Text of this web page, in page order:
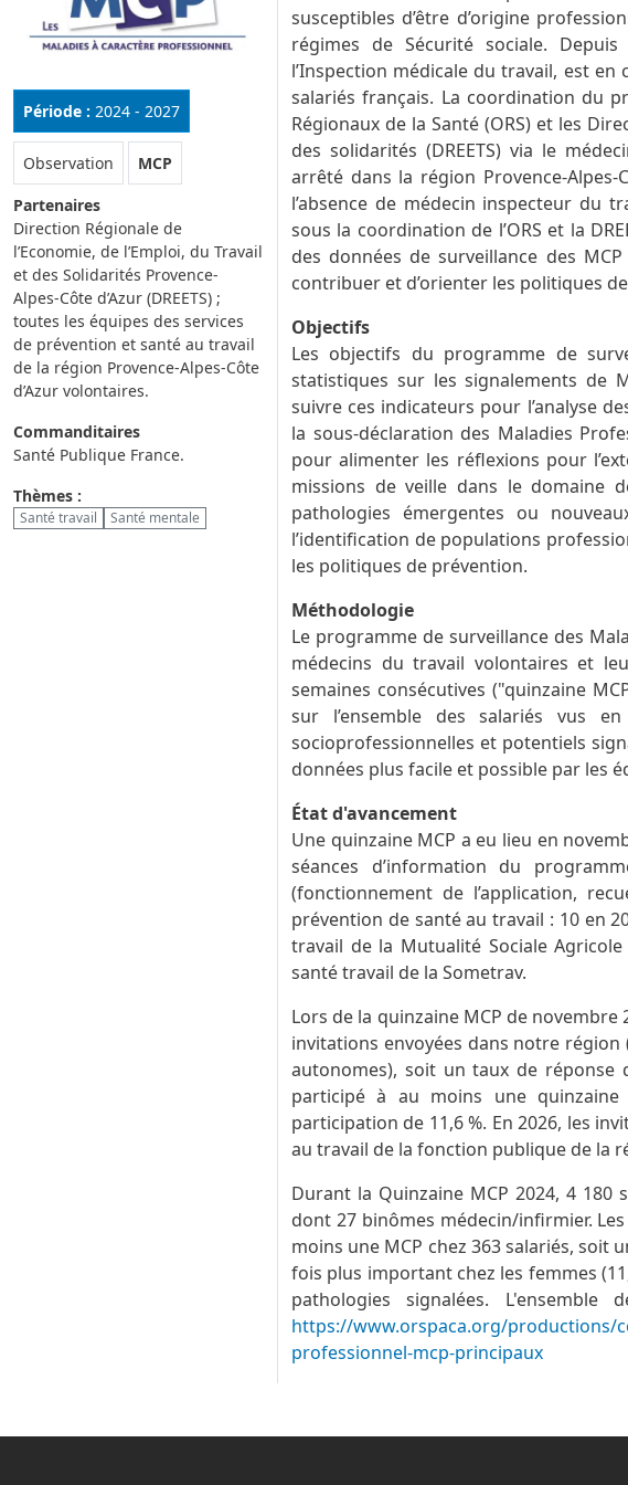
Période : 2024 - 2027
Rubrique :
Observation
MCP
Partenaires
Direction Régionale de
l’Economie, de l’Emploi, du Travail
et des Solidarités Provence-
Alpes-Côte d’Azur (DREETS) ;
toutes les équipes des services
de prévention et santé au travail
de la région Provence-Alpes-Côte
d’Azur volontaires.
Commanditaires
Santé Publique France.
Thèmes :
Santé travail Santé mentale
susceptibles d’être d’origine
régimes de Sécurité sociale.
l’Inspection médicale du travail, est
salariés français. La coordination du
Régionaux de la Santé (ORS) et les
des solidarités (DREETS) via le
arrêté dans la région Provence-Alpes-
l’absence de médecin inspecteur du
sous la coordination de l’ORS et la
des données de surveillance des
contribuer et d’orienter les politiques
Objectifs
Les objectifs du programme de
statistiques sur les signalements de
suivre ces indicateurs pour l’analyse
la sous-déclaration des Maladies
pour alimenter les réflexions pour
missions de veille dans le domaine
pathologies émergentes ou
l’identification de populations
les politiques de prévention.
Méthodologie
Le programme de surveillance des
médecins du travail volontaires et
semaines consécutives ("quinzaine
sur l’ensemble des salariés vus
socioprofessionnelles et potentiels
données plus facile et possible par les
État d'avancement
Une quinzaine MCP a eu lieu en
séances d’information du
(fonctionnement de l’application,
prévention de santé au travail : 10 en
travail de la Mutualité Sociale
santé travail de la Sometrav.
Lors de la quinzaine MCP de
invitations envoyées dans notre
autonomes), soit un taux de réponse
participé à au moins une
participation de 11,6 %. En 2026, les
au travail de la fonction publique de la
Durant la Quinzaine MCP 2024, 4
dont 27 binômes médecin/infirmier.
moins une MCP chez 363 salariés, soit
fois plus important chez les femmes
pathologies signalées.
https://www.orspaca.org/productions/
professionnel-mcp-principaux